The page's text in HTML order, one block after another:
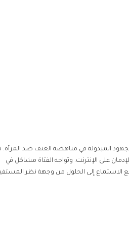
المبذولة في مناهضة العنف ضد المرأة.
على الإنترنت. وتواجه الفتاة مشاكل في
الاستماع إلى الحلول من وجهة نظر